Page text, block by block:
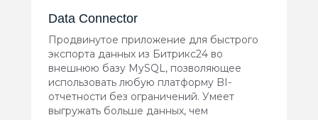
Продвинутое приложение для быстрого
экспорта данных из Битрикс24 во
внешнюю базу MySQL, позволяющее
использовать любую платформу BI-
отчетности без ограничений. Умеет
выгружать больше данных, чем
Data Connector